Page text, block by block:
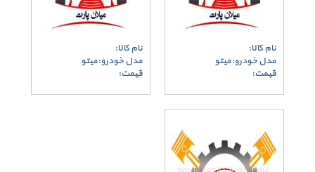
نام کالا:
مدل خودرو:میتو
قیمت:
نام کالا:
مدل خودرو:میتو
قیمت: